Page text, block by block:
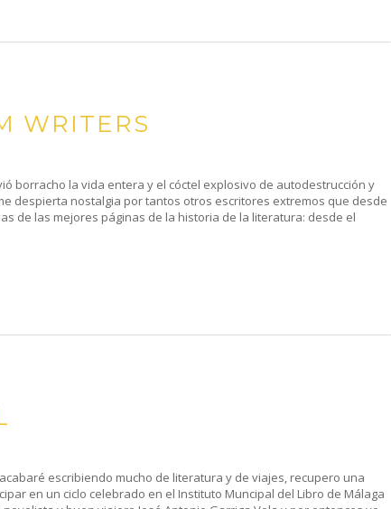
WRITERS
borracho la vida entera y el cóctel explosivo de autodestrucción y
despierta nostalgia por tantos otros escritores extremos que desde
de las mejores páginas de la historia de la literatura: desde el
escribiendo mucho de literatura y de viajes, recupero una
en un ciclo celebrado en el Instituto Muncipal del Libro de Málaga